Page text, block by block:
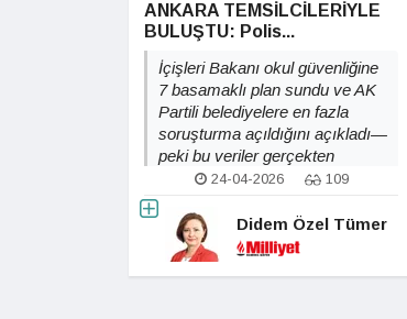
ANKARA TEMSİLCİLERİYLE
BULUŞTU: Polis...
İçişleri Bakanı okul güvenliğine
7 basamaklı plan sundu ve AK
Partili belediyelere en fazla
soruşturma açıldığını açıkladı—
peki bu veriler gerçekten
tarafsızlığın kanıtı mı?
24-04-2026 109
Didem Özel Tümer